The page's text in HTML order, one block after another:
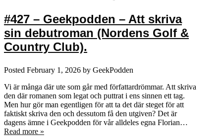
#427 – Geekpodden – Att skriva
sin debutroman (Nordens Golf &
Country Club).
Posted February 1, 2026 by GeekPodden
Vi är många där ute som går med författardrömmar. Att skriva
den där romanen som legat och puttrat i ens sinnen ett tag.
Men hur gör man egentligen för att ta det där steget för att
faktiskt skriva den och dessutom få den utgiven? Det är
dagens ämne i Geekpodden för vår alldeles egna Florian…
Read more »